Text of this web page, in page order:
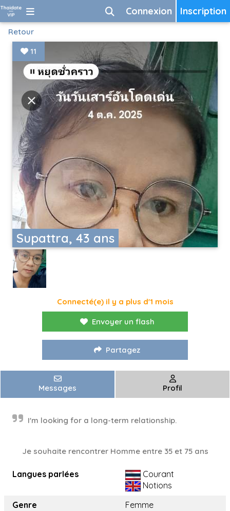
Inscription
Connexion
Retour
Supattra, 43 ans
11
Connecté(e) il y a plus d'1 mois
Envoyer un flash
Partagez
Messages Profil
I'm looking for a long-term relationship.
Je souhaite rencontrer Homme entre 35 et 75 ans
Langues parlées
Courant
Notions
Genre
Femme